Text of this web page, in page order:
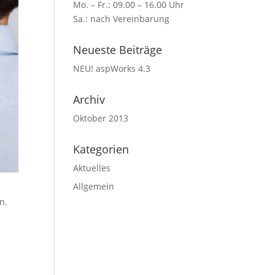
Mo. – Fr.: 09.00 – 16.00 Uhr
Sa.: nach Vereinbarung
Neueste Beiträge
NEU! aspWorks 4.3
Archiv
Oktober 2013
Kategorien
Aktuelles
Allgemein